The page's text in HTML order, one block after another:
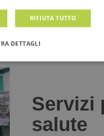
Servizi
salute
RIFIUTA TUTTO
DETTAGLI